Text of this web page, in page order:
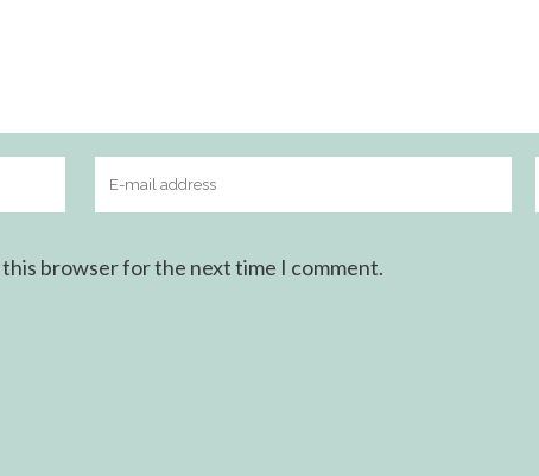
this browser for the next time I comment.